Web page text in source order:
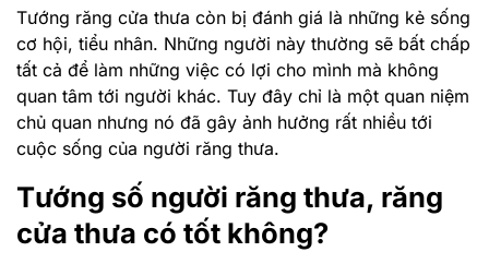
Tướng răng cửa thưa còn bị đánh giá là những kẻ sống
cơ hội, tiểu nhân. Những người này thường sẽ bất chấp
tất cả để làm những việc có lợi cho mình mà không
quan tâm tới người khác. Tuy đây chỉ là một quan niệm
chủ quan nhưng nó đã gây ảnh hưởng rất nhiều tới
cuộc sống của người răng thưa.
Tướng số người răng thưa, răng
cửa thưa có tốt không?